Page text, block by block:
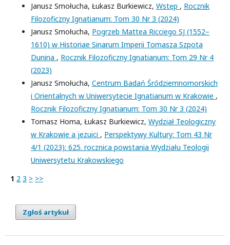
Janusz Smołucha, Łukasz Burkiewicz, Wstęp , Rocznik
Filozoficzny Ignatianum: Tom 30 Nr 3 (2024)
Janusz Smołucha, Pogrzeb Mattea Ricciego SJ (1552–
1610) w Historiae Sinarum Imperii Tomasza Szpota
Dunina , Rocznik Filozoficzny Ignatianum: Tom 29 Nr 4
(2023)
Janusz Smołucha, Centrum Badań Śródziemnomorskich
i Orientalnych w Uniwersytecie Ignatianum w Krakowie ,
Rocznik Filozoficzny Ignatianum: Tom 30 Nr 3 (2024)
Tomasz Homa, Łukasz Burkiewicz, Wydział Teologiczny
w Krakowie a jezuici , Perspektywy Kultury: Tom 43 Nr
4/1 (2023): 625. rocznica powstania Wydziału Teologii
Uniwersytetu Krakowskiego
1 2 3 > >>
Zgłoś artykuł